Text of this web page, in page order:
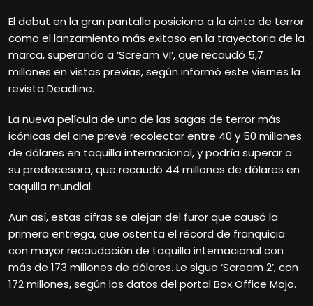
El debut en la gran pantalla posiciona a la cinta de terror
como el lanzamiento más exitoso en la trayectoria de la
marca, superando a ‘Scream VI’, que recaudó 5,7
millones en vistas previas, según informó este viernes la
revista Deadline.
La nueva película de una de las sagas de terror más
icónicas del cine prevé recolectar entre 40 y 50 millones
de dólares en taquilla internacional, y podría superar a
su predecesora, que recaudó 44 millones de dólares en
taquilla mundial.
Aun así, estas cifras se alejan del furor que causó la
primera entrega, que ostenta el récord de franquicia
con mayor recaudación de taquilla internacional con
más de 173 millones de dólares. Le sigue ‘Scream 2’, con
172 millones, según los datos del portal Box Office Mojo.